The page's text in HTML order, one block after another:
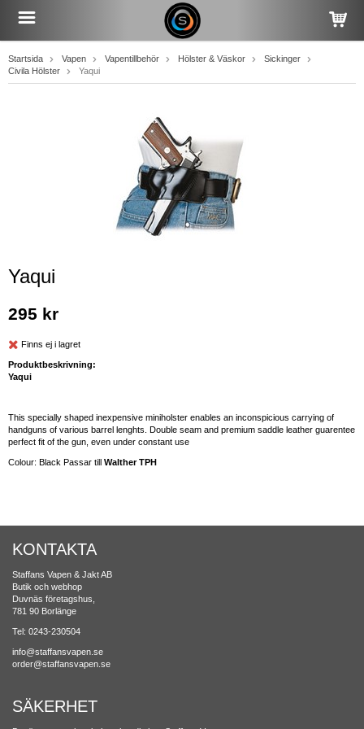
Startsida Vapen Vapentillbehör Hölster & Väskor
Sickinger
Civila Hölster
Yaqui
Yaqui
295 kr
Finns ej i lagret
Produktbeskrivning:
Yaqui
This specially shaped inexpensive miniholster enables an inconspicious carrying of
handguns of various barrel lenghts. Double seam and premium saddle leather guarentee
perfect fit of the gun, even under constant use
Colour: Black Passar till Walther TPH
KONTAKTA
Staffans Vapen & Jakt AB
Butik och webhop
Duvnäs företagshus,
781 90 Borlänge
Tel: 0243-230504
info@staffansvapen.se
order@staffansvapen.se
SÄKERHET